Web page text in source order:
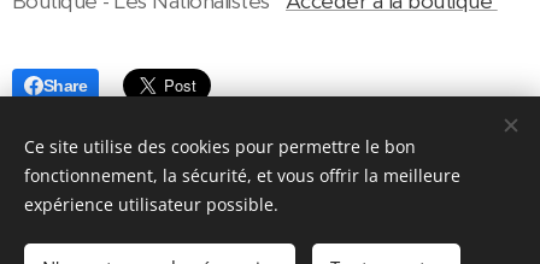
Share
Les Caryatides
Ce site utilise des cookies pour permettre le bon
fonctionnement, la sécurité, et vous offrir la meilleure
expérience utilisateur possible.